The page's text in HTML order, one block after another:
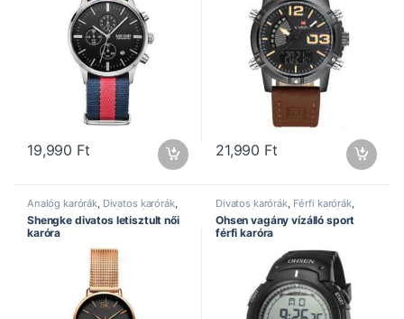
19,990 Ft 21,990 Ft
Analóg karórák Divatos karórák,
Elegáns karórák Női karórák
Shengke óra
Shengke divatos letisztult női
karóra
Divatos karórák, Férfi karórák,
Ohsen óra Sportos karórák
Vízálló karórák
Ohsen vagány vízálló sport
férfi karóra